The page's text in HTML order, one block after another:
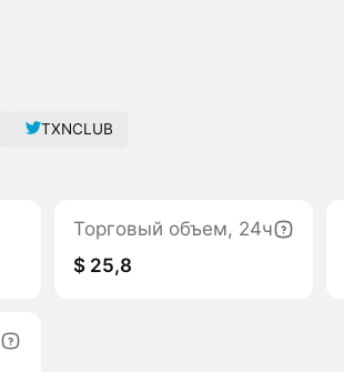
TXNCLUB
Торговый объем, 24ч
$ 25,8